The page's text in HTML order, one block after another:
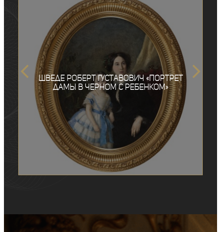
Шведе Роберт Густавович «Портрет
дамы в черном с ребенком»